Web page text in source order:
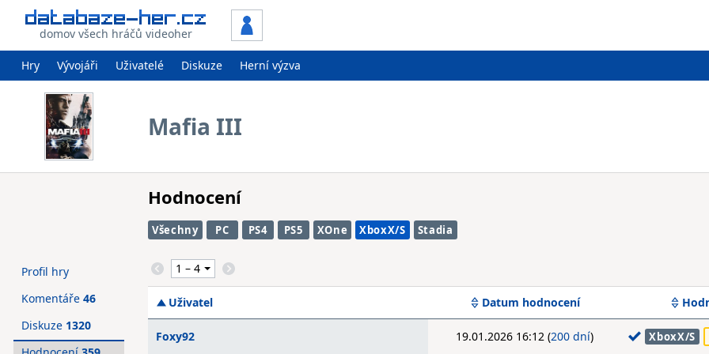
domov všech hráčů videoher
Hry Vývojáři Uživatelé Diskuze Herní výzva
Mafia III
Hodnocení
Všechny PC PS4 PS5 XOne XboxX/S Stadia
Uživatel Datum hodnocení
Foxy92 19.01.2026 16:12 (200 dní) XboxX/S
Profil hry
Komentáře 46
Diskuze 1320